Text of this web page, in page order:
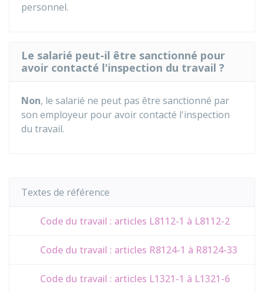
personnel.
Le salarié peut-il être sanctionné pour
avoir contacté l'inspection du travail ?
Non, le salarié ne peut pas être sanctionné par
son employeur pour avoir contacté l'inspection
du travail.
Textes de référence
Code du travail : articles L8112-1 à L8112-2
Code du travail : articles R8124-1 à R8124-33
Code du travail : articles L1321-1 à L1321-6